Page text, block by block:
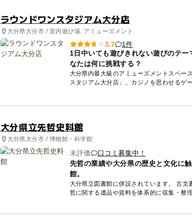
ラウンドワンスタジアム大分店
大分県大分市 / 室内遊び場, アミューズメント
3.7
1件
1日中いても遊びきれない遊びのテー
なたは何に挑戦する？
大分県内最大級のアミューズメントスペー
スタジアム大分店」。カジノを思わせるゲ
大分県立先哲史料館
大分県大分市 / 博物館・科学館
未評価
口コミ募集中！
先哲の業績や大分県の歴史と文化に
館。
大分県立図書館に併設されています。 古文
哲に関する遺品や資料を体系的に収集・整